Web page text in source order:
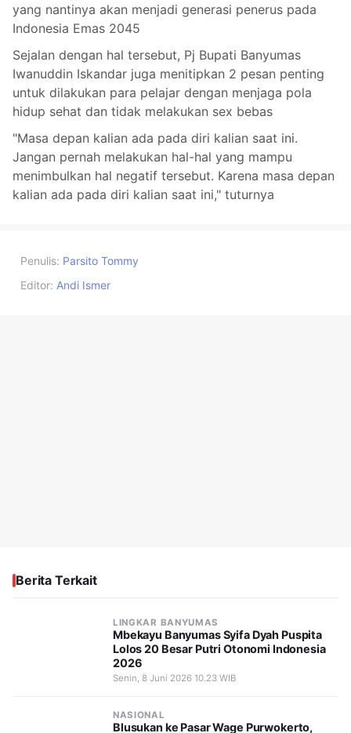
yang nantinya akan menjadi generasi penerus pada
Indonesia Emas 2045
Sejalan dengan hal tersebut, Pj Bupati Banyumas
Iwanuddin Iskandar juga menitipkan 2 pesan penting
untuk dilakukan para pelajar dengan menjaga pola
hidup sehat dan tidak melakukan sex bebas
"Masa depan kalian ada pada diri kalian saat ini.
Jangan pernah melakukan hal-hal yang mampu
menimbulkan hal negatif tersebut. Karena masa depan
kalian ada pada diri kalian saat ini," tuturnya
Penulis: Parsito Tommy
Editor: Andi Ismer
Berita Terkait
LINGKAR BANYUMAS
Mbekayu Banyumas Syifa Dyah Puspita
Lolos 20 Besar Putri Otonomi Indonesia
2026
Senin, 8 Juni 2026 10.23 WIB
NASIONAL
Blusukan ke Pasar Wage Purwokerto,